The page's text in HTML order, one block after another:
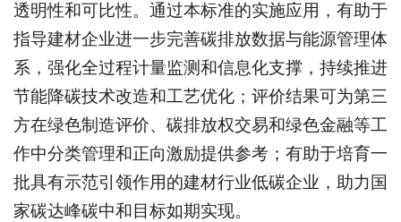
透明性和可比性。通过本标准的实施应用，有助于
指导建材企业进一步完善碳排放数据与能源管理体
系，强化全过程计量监测和信息化支撑，持续推进
节能降碳技术改造和工艺优化；评价结果可为第三
方在绿色制造评价、碳排放权交易和绿色金融等工
作中分类管理和正向激励提供参考；有助于培育一
批具有示范引领作用的建材行业低碳企业，助力国
家碳达峰碳中和目标如期实现。